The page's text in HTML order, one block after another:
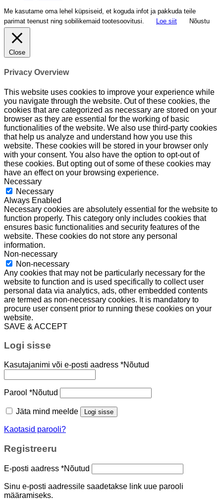
Me kasutame oma lehel küpsiseid, et koguda infot ja pakkuda teile
parimat teenust ning sobilikemaid tootesoovitusi.
Loe siit Nõustu
Close
Privacy Overview
This website uses cookies to improve your experience while
you navigate through the website. Out of these cookies, the
cookies that are categorized as necessary are stored on your
browser as they are essential for the working of basic
functionalities of the website. We also use third-party cookies
that help us analyze and understand how you use this
website. These cookies will be stored in your browser only
with your consent. You also have the option to opt-out of
these cookies. But opting out of some of these cookies may
have an effect on your browsing experience.
Necessary
Necessary
Always Enabled
Necessary cookies are absolutely essential for the website to
function properly. This category only includes cookies that
ensures basic functionalities and security features of the
website. These cookies do not store any personal
information.
Non-necessary
Non-necessary
Any cookies that may not be particularly necessary for the
website to function and is used specifically to collect user
personal data via analytics, ads, other embedded contents
are termed as non-necessary cookies. It is mandatory to
procure user consent prior to running these cookies on your
website.
SAVE & ACCEPT
Logi sisse
Kasutajanimi või e-posti aadress *Nõutud
Parool *Nõutud
Jäta mind meelde Logi sisse
Kaotasid parooli?
Registreeru
E-posti aadress *Nõutud
Sinu e-posti aadressile saadetakse link uue parooli
määramiseks.